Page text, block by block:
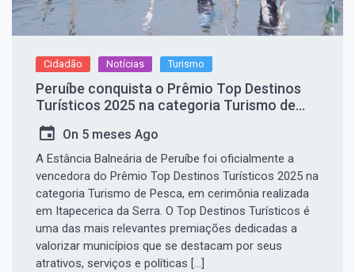
Cidadão Notícias Turismo
Peruíbe conquista o Prêmio Top Destinos
Turísticos 2025 na categoria Turismo de
Pesca
On 5 meses Ago
A Estância Balneária de Peruíbe foi oficialmente a
vencedora do Prêmio Top Destinos Turísticos 2025 na
categoria Turismo de Pesca, em cerimônia realizada
em Itapecerica da Serra. O Top Destinos Turísticos é
uma das mais relevantes premiações dedicadas a
valorizar municípios que se destacam por seus
atrativos, serviços e políticas […]